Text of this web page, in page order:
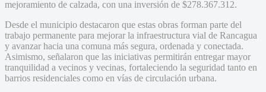
mejoramiento de calzada, con una inversión de $278.367.312.
Desde el municipio destacaron que estas obras forman parte del
trabajo permanente para mejorar la infraestructura vial de Rancagua
y avanzar hacia una comuna más segura, ordenada y conectada.
Asimismo, señalaron que las iniciativas permitirán entregar mayor
tranquilidad a vecinos y vecinas, fortaleciendo la seguridad tanto en
barrios residenciales como en vías de circulación urbana.